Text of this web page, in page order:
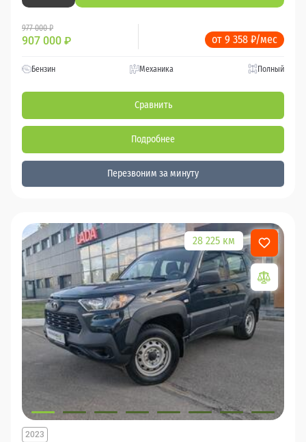
977 000 ₽
907 000 ₽ от 9 358 ₽/мес
Бензин Механика Полный
Сравнить
Подробнее
Перезвоним за минуту
28 225 км
2023